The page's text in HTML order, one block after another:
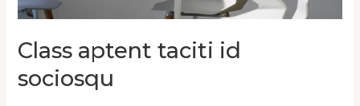
Class aptent taciti id
sociosqu